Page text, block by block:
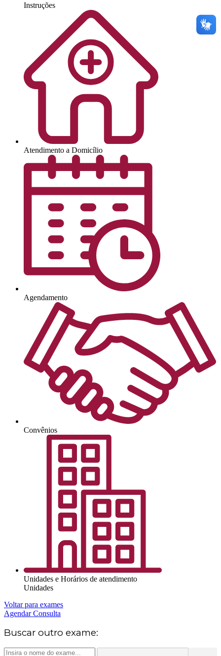
Instruções
Atendimento a Domicílio
Agendamento
Convênios
Unidades e Horários de atendimento
Unidades
Voltar para exames
Agendar Consulta
Buscar outro exame: